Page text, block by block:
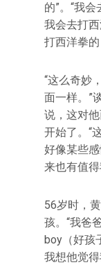
的”。“我
我会去打
打西洋拳
“这么奇妙
面一样。”
说，这对
开始了。“
好像某些
来也有值得
56岁时，
孩。“我爸
boy（好孩
我想他觉